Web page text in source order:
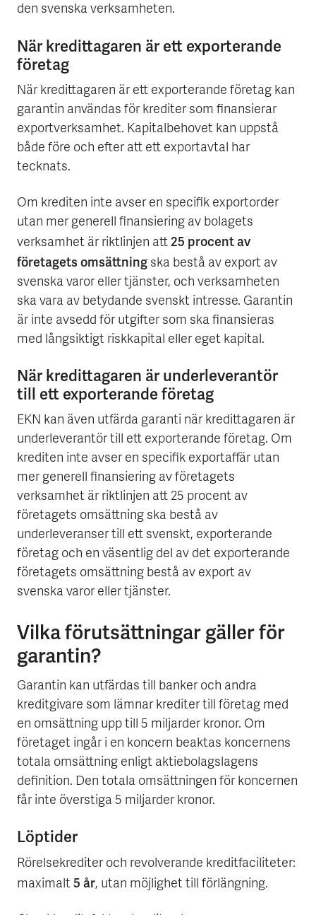
den svenska verksamheten.
När kredittagaren är ett exporterande
företag
När kredittagaren är ett exporterande företag kan
garantin användas för krediter som finansierar
exportverksamhet. Kapitalbehovet kan uppstå
både före och efter att ett exportavtal har
tecknats.
Om krediten inte avser en specifik exportorder
utan mer generell finansiering av bolagets
verksamhet är riktlinjen att 25 procent av
företagets omsättning ska bestå av export av
svenska varor eller tjänster, och verksamheten
ska vara av betydande svenskt intresse. Garantin
är inte avsedd för utgifter som ska finansieras
med långsiktigt riskkapital eller eget kapital.
När kredittagaren är underleverantör
till ett exporterande företag
EKN kan även utfärda garanti när kredittagaren är
underleverantör till ett exporterande företag. Om
krediten inte avser en specifik exportaffär utan
mer generell finansiering av företagets
verksamhet är riktlinjen att 25 procent av
företagets omsättning ska bestå av
underleveranser till ett svenskt, exporterande
företag och en väsentlig del av det exporterande
företagets omsättning bestå av export av
svenska varor eller tjänster.
Vilka förutsättningar gäller för
garantin?
Garantin kan utfärdas till banker och andra
kreditgivare som lämnar krediter till företag med
en omsättning upp till 5 miljarder kronor. Om
företaget ingår i en koncern beaktas koncernens
totala omsättning enligt aktiebolagslagens
definition. Den totala omsättningen för koncernen
får inte överstiga 5 miljarder kronor.
Löptider
Rörelsekrediter och revolverande kreditfaciliteter:
maximalt5 år, utan möjlighet till förlängning.